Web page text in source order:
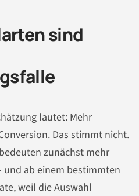
sind
lautet: Mehr
Das stimmt nicht.
zunächst mehr
und ab einem bestimmten
weil die Auswahl